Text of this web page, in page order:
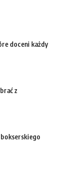
doceni każdy
z